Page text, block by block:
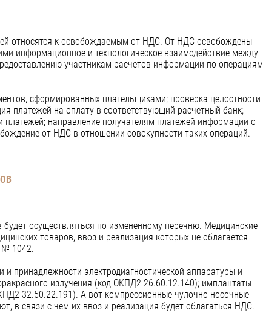
относятся к освобождаемым от НДС. От НДС освобождены
информационное и технологическое взаимодействие между
участникам расчетов информации по операциям
сформированных плательщиками; проверка целостности
платежей на оплату в соответствующий расчетный банк;
платежей; направление получателям платежей информации о
от НДС в отношении совокупности таких операций.
осуществляться по измененному перечню. Медицинские
товаров, ввоз и реализация которых не облагается
№ 1042.
принадлежности электродиагностической аппаратуры и
излучения (код ОКПД2 26.60.12.140); имплантаты
32.50.22.191). А вот компрессионные чулочно-носочные
в связи с чем их ввоз и реализация будет облагаться НДС.